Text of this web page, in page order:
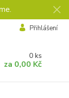
Přihlášení
0 ks
za 0,00 Kč